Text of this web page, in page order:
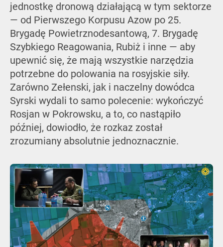
jednostkę dronową działającą w tym sektorze
— od Pierwszego Korpusu Azow po 25.
Brygadę Powietrznodesantową, 7. Brygadę
Szybkiego Reagowania, Rubiż i inne — aby
upewnić się, że mają wszystkie narzędzia
potrzebne do polowania na rosyjskie siły.
Zarówno Zełenski, jak i naczelny dowódca
Syrski wydali to samo polecenie: wykończyć
Rosjan w Pokrowsku, a to, co nastąpiło
później, dowiodło, że rozkaz został
zrozumiany absolutnie jednoznacznie.